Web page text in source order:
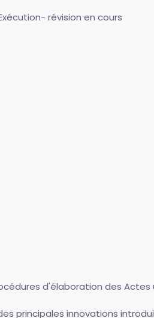
révision en cours
d'élaboration des Actes
principales innovations